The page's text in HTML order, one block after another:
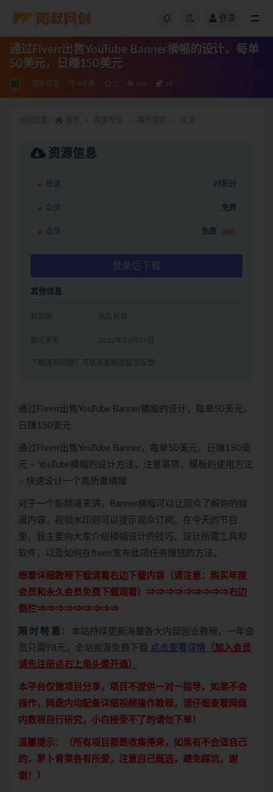
登录
通过Fiverr出售YouTube Banner横幅的设计，每单
50美元，日赚150美元
国外项目 4年前 2 265 28
资源信息
普通 28积分
会员 免费
会员 免费 推荐
登录后下载
其他信息
有效期 永久有效
最近更新 2022年12月07日
下载遇到问题？可联系客服或留言反馈
通过Fiverr出售YouTube Banner横幅的设计，每单50美元，
日赚150美元
通过Fiverr出售YouTube Banner，每单50美元，日赚150美
元 – YouTube横幅的设计方法，注意事项，模板的使用方法
– 快速设计一个高质量横幅
对于一个新频道来讲，Banner横幅可以让观众了解你的频
道内容，视频水印则可以提示观众订阅。在今天的节目
里，我主要向大家介绍横幅设计的技巧，设计所需工具和
软件，以及如何在fiverr发布此项任务赚钱的方法。
想看详细教程下载请看右边下载内容（请注意： 购买年度
会员和永久会员免费下载观看）⇒⇒⇒⇒⇒⇒⇒⇒⇒右边
侧栏⇒⇒⇒⇒⇒⇒⇒⇒⇒
限 时 特 惠： 本站持续更新海量各大内部创业教程，一年会
员只需98元，全站资源免费下载 点击查看详情 （加入会员
请先注册点右上角头像开通）
本平台仅做项目分享，项目不提供一对一指导，如果不会
操作，网盘内均配备详细视频操作教程，请仔细查看网盘
内教程自行研究，小白接受不了的请勿下单！
温馨提示：（所有项目都是收集得来，如果有不合适自己
的，萝卜青菜各有所爱，注意自己甄选，避免踩坑，谢
谢！）